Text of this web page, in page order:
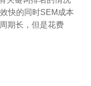
快的同时SEM成本
期长，但是花费